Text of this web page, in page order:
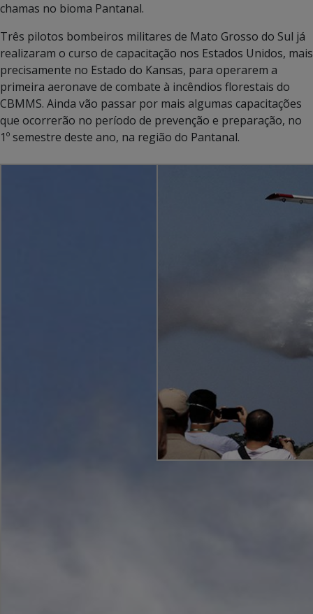
chamas no bioma Pantanal.
Três pilotos bombeiros militares de Mato Grosso do Sul já
realizaram o curso de capacitação nos Estados Unidos, mais
precisamente no Estado do Kansas, para operarem a
primeira aeronave de combate à incêndios florestais do
CBMMS. Ainda vão passar por mais algumas capacitações
que ocorrerão no período de prevenção e preparação, no
1º semestre deste ano, na região do Pantanal.